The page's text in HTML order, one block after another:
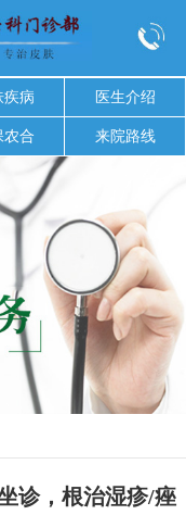
疾病 医生介绍
农合 来院路线
诊，根治湿疹/痤